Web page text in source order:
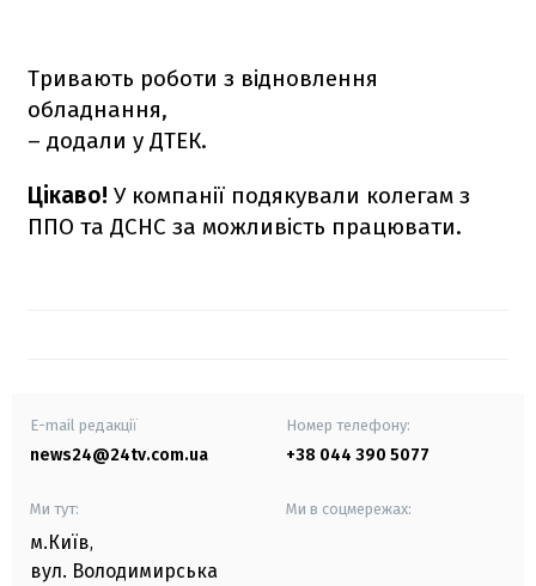
Тривають роботи з відновлення
обладнання,
– додали у ДТЕК.
Цікаво! У компанії подякували колегам з
ППО та ДСНС за можливість працювати.
E-mail редакції
news24@24tv.com.ua
Номер телефону:
+38 044 390 5077
Ми тут:
м.Київ,
вул. Володимирська
Ми в соцмережах: